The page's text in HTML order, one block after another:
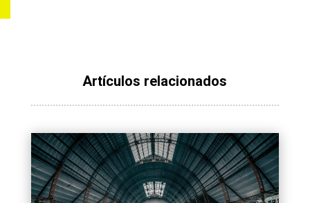
Artículos relacionados